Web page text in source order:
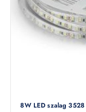
8W LED szalag